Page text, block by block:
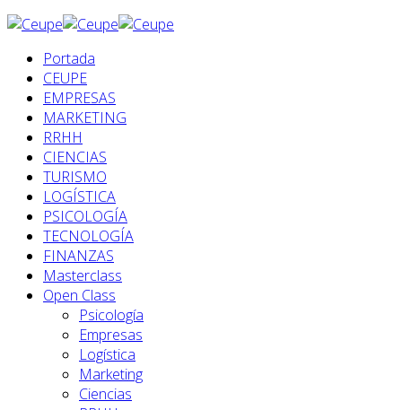
Portada
CEUPE
EMPRESAS
MARKETING
RRHH
CIENCIAS
TURISMO
LOGÍSTICA
PSICOLOGÍA
TECNOLOGÍA
FINANZAS
Masterclass
Open Class
Psicología
Empresas
Logística
Marketing
Ciencias